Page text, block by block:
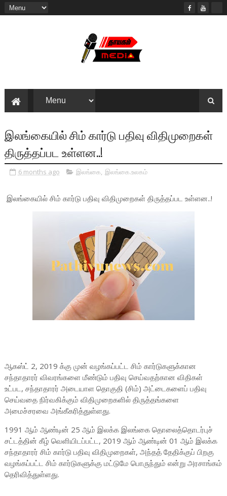
இலங்கையில் சிம் கார்டு பதிவு விதிமுறைகள்
திருத்தப்பட உள்ளன..!
6 months ago இலங்கை, இலங்கை.உலகம்
இலங்கையில் சிம் கார்டு பதிவு விதிமுறைகள் திருத்தப்பட உள்ளன..!
ஆகஸ்ட் 2, 2019 க்கு முன் வழங்கப்பட்ட சிம் கார்டுகளுக்கான
சந்தாதாரர் விவரங்களை மீண்டும் பதிவு செய்வதற்கான விதிகள்
உட்பட, சந்தாதாரர் அடையாள தொகுதி (சிம்) அட்டைகளைப் பதிவு
செய்வதை நிர்வகிக்கும் விதிமுறைகளில் திருத்தங்களை
அமைச்சரவை அங்கீகரித்துள்ளது.
1991 ஆம் ஆண்டின் 25 ஆம் இலக்க இலங்கை தொலைத்தொடர்புச்
சட்டத்தின் கீழ் வெளியிடப்பட்ட, 2019 ஆம் ஆண்டின் 01 ஆம் இலக்க
சந்தாதாரர் சிம் கார்டு பதிவு விதிமுறைகள், அந்தத் தேதிக்குப் பிறகு
வழங்கப்பட்ட சிம் கார்டுகளுக்கு மட்டுமே பொருந்தும் என்று அரசாங்கம்
தெரிவித்துள்ளது.